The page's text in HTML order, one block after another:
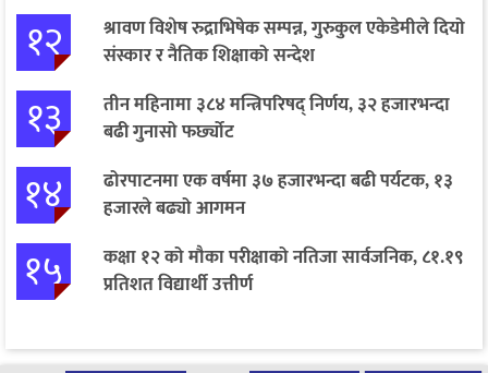
१२
श्रावण विशेष रुद्राभिषेक सम्पन्न, गुरुकुल एकेडेमीले दियो
संस्कार र नैतिक शिक्षाको सन्देश
१३
तीन महिनामा ३८४ मन्त्रिपरिषद् निर्णय, ३२ हजारभन्दा
बढी गुनासो फर्छ्योट
१४
ढोरपाटनमा एक वर्षमा ३७ हजारभन्दा बढी पर्यटक, १३
हजारले बढ्यो आगमन
१५
कक्षा १२ को मौका परीक्षाको नतिजा सार्वजनिक, ८१.१९
प्रतिशत विद्यार्थी उत्तीर्ण